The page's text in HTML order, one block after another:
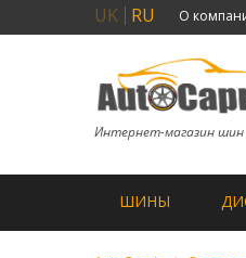
UK RU О
Интернет-магазин шин
ШИНЫ